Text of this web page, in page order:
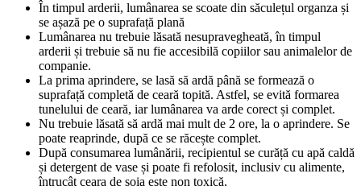
În timpul arderii, lumânarea se scoate din săculețul organza și
se așază pe o suprafață plană
Lumânarea nu trebuie lăsată nesupravegheată, în timpul
arderii și trebuie să nu fie accesibilă copiilor sau animalelor de
companie.
La prima aprindere, se lasă să ardă până se formează o
suprafață completă de ceară topită. Astfel, se evită formarea
tunelului de ceară, iar lumânarea va arde corect și complet.
Nu trebuie lăsată să ardă mai mult de 2 ore, la o aprindere. Se
poate reaprinde, după ce se răcește complet.
După consumarea lumânării, recipientul se curăță cu apă caldă
și detergent de vase și poate fi refolosit, inclusiv cu alimente,
întrucât ceara de soia este non toxică.